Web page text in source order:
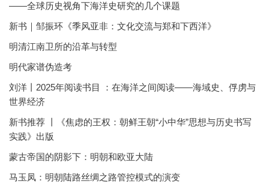
——全球历史视角下海洋史研究的几个课题
新书｜邹振环《季风亚非：文化交流与郑和下西洋》
明清江南卫所的沿革与转型
明代家谱伪造考
刘洋丨2025年阅读书目 ：在海洋之间阅读——海域史、俘虏与
世界经济
新书推荐 丨《焦虑的王权：朝鲜王朝“小中华”思想与历史书写
实践》出版
蒙古帝国的阴影下：明朝和欧亚大陆
马玉凤：明朝陆路丝绸之路管控模式的演变